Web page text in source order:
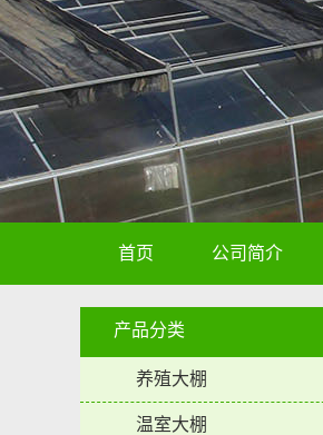
首页 公司简介
产品分类
养殖大棚
温室大棚